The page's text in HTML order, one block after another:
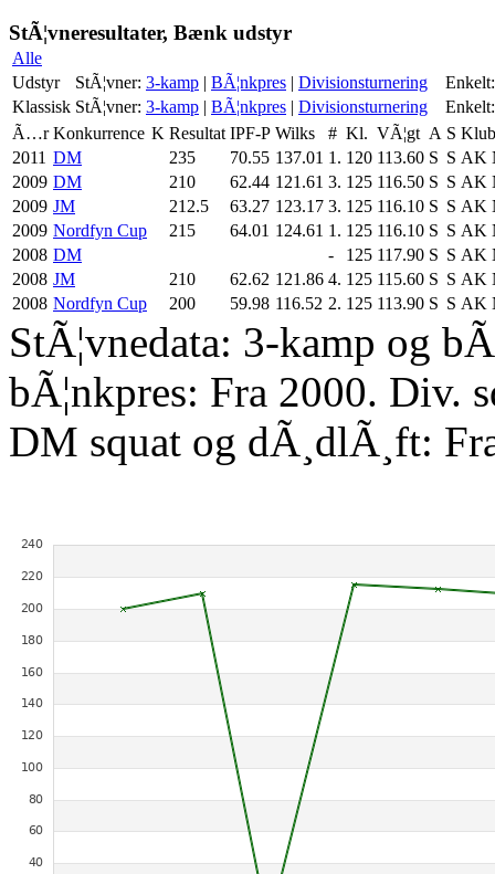
StÃ¦vneresultater, Bænk udstyr
Alle
Udstyr
StÃ¦vner: 3-kamp | BÃ¦nkpres | Divisionsturnering
Enkelt:
Klassisk StÃ¦vner: 3-kamp | BÃ¦nkpres | Divisionsturnering
Enkelt:
Ã…r Konkurrence K Resultat IPF-P Wilks # Kl. VÃ¦gt A S Klub
2011 DM 235 70.55 137.01 1. 120 113.60 S S AK
2009 DM 210 62.44 121.61 3. 125 116.50 S S AK
2009 JM 212.5 63.27 123.17 3. 125 116.10 S S AK
2009 Nordfyn Cup 215 64.01 124.61 1. 125 116.10 S S AK
2008 DM - 125 117.90 S S AK
2008 JM 210 62.62 121.86 4. 125 115.60 S S AK
2008 Nordfyn Cup 200 59.98 116.52 2. 125 113.90 S S AK
StÃ¦vnedata: 3-kamp og
bÃ¦nkpres: Fra 2000. Div.
DM squat og dÃ¸dlÃ¸ft: